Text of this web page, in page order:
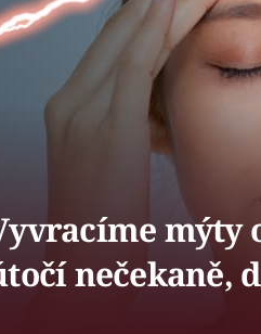
mýty
nečekaně,